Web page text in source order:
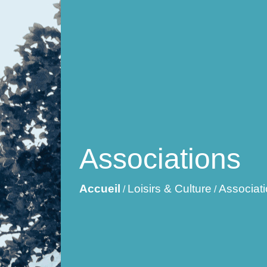
Associations
Accueil / Loisirs & Culture /